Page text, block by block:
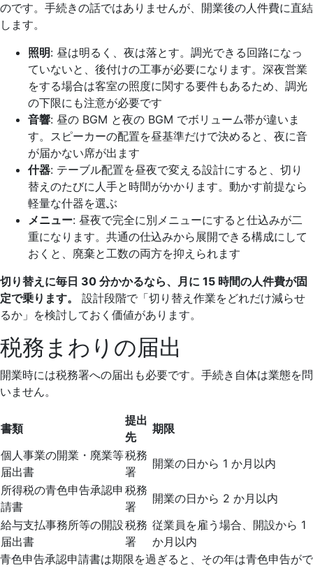
のです。手続きの話ではありませんが、開業後の人件費に直結
します。
照明: 昼は明るく、夜は落とす。調光できる回路になっ
ていないと、後付けの工事が必要になります。深夜営業
をする場合は客室の照度に関する要件もあるため、調光
の下限にも注意が必要です
音響: 昼の BGM と夜の BGM でボリューム帯が違いま
す。スピーカーの配置を昼基準だけで決めると、夜に音
が届かない席が出ます
什器: テーブル配置を昼夜で変える設計にすると、切り
替えのたびに人手と時間がかかります。動かす前提なら
軽量な什器を選ぶ
メニュー: 昼夜で完全に別メニューにすると仕込みが二
重になります。共通の仕込みから展開できる構成にして
おくと、廃棄と工数の両方を抑えられます
切り替えに毎日 30 分かかるなら、月に 15 時間の人件費が固
定で乗ります。
設計段階で「切り替え作業をどれだけ減らせ
るか」を検討しておく価値があります。
税務まわりの届出
開業時には税務署への届出も必要です。手続き自体は業態を問
いません。
書類
提出
先
期限
個人事業の開業・廃業等
届出書
税務
署
開業の日から 1 か月以内
所得税の青色申告承認申
請書
税務
署
開業の日から 2 か月以内
給与支払事務所等の開設
届出書
税務
署
従業員を雇う場合、開設から 1
か月以内
青色申告承認申請書は期限を過ぎると、その年は青色申告がで